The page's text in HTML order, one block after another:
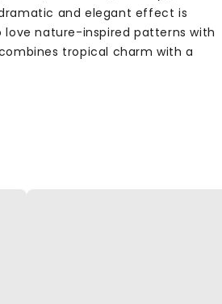
and elegant effect is
love nature-inspired patterns with
tropical charm with a